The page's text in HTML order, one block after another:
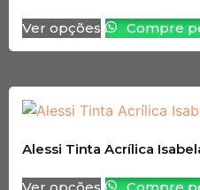
Ver opções Compre
Alessi Tinta Acrílica
Ver opções Compre